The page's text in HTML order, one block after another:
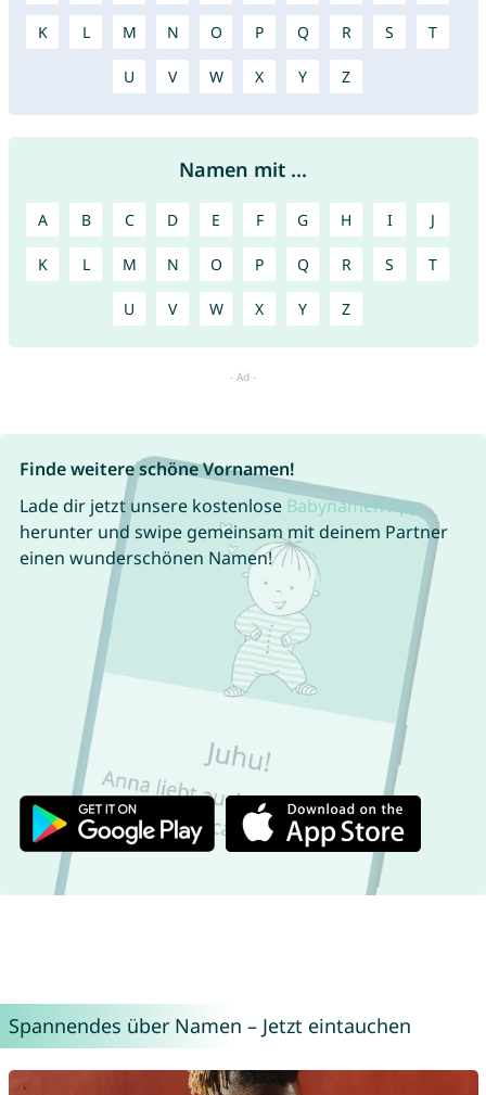
K L M N O P Q R S T
U V W X Y Z
Namen mit ...
A B C D E F G H I J
K L M N O P Q R S T
U V W X Y Z
Finde weitere schöne Vornamen!
Lade dir jetzt unsere kostenlose Babynamen App
herunter und swipe gemeinsam mit deinem Partner
einen wunderschönen Namen!
Spannendes über Namen – Jetzt eintauchen